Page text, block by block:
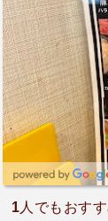
と満腹満足の
も中々にコス
る良いお店で
がりのテーブ
た。カウンタ
いかと思いま
ペースがあり
1人でもおす